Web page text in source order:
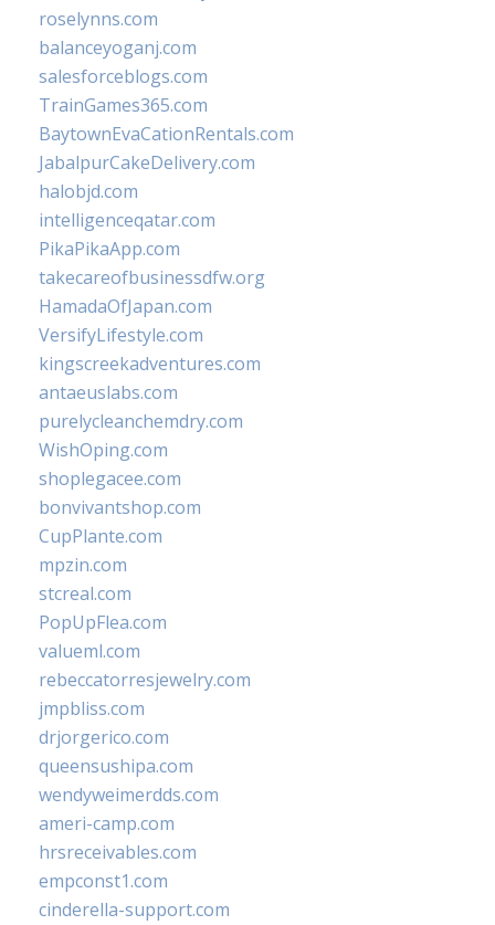
roselynns.com
balanceyoganj.com
salesforceblogs.com
TrainGames365.com
BaytownEvaCationRentals.com
JabalpurCakeDelivery.com
halobjd.com
intelligenceqatar.com
PikaPikaApp.com
takecareofbusinessdfw.org
HamadaOfJapan.com
VersifyLifestyle.com
kingscreekadventures.com
antaeuslabs.com
purelycleanchemdry.com
WishOping.com
shoplegacee.com
bonvivantshop.com
CupPlante.com
mpzin.com
stcreal.com
PopUpFlea.com
valueml.com
rebeccatorresjewelry.com
jmpbliss.com
drjorgerico.com
queensushipa.com
wendyweimerdds.com
ameri-camp.com
hrsreceivables.com
empconst1.com
cinderella-support.com